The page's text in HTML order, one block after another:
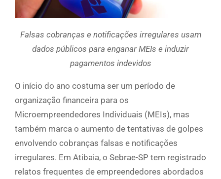
Falsas cobranças e notificações irregulares usam
dados públicos para enganar MEIs e induzir
pagamentos indevidos
O início do ano costuma ser um período de
organização financeira para os
Microempreendedores Individuais (MEIs), mas
também marca o aumento de tentativas de golpes
envolvendo cobranças falsas e notificações
irregulares. Em Atibaia, o Sebrae-SP tem registrado
relatos frequentes de empreendedores abordados